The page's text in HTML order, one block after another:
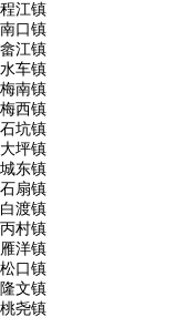
程江镇
南口镇
畲江镇
水车镇
梅南镇
梅西镇
石坑镇
大坪镇
城东镇
石扇镇
白渡镇
丙村镇
雁洋镇
松口镇
隆文镇
桃尧镇